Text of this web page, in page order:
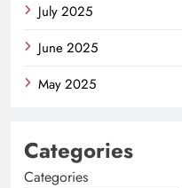
July 2025
June 2025
May 2025
Categories
Categories